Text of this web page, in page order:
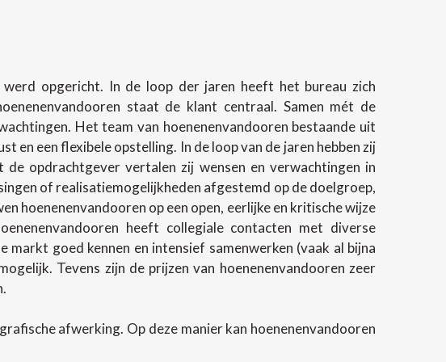
opgericht. In de loop der jaren heeft het bureau zich
staat de klant centraal. Samen mét de
Het team van hoenenenvandooren bestaande uit
en een flexibele opstelling. In de loop van de jaren hebben zij
opdrachtgever vertalen zij wensen en verwachtingen in
of realisatiemogelijkheden afgestemd op de doelgroep,
hoenenenvandooren op een open, eerlijke en kritische wijze
heeft collegiale contacten met diverse
goed kennen en intensief samenwerken (vaak al bijna
Tevens zijn de prijzen van hoenenenvandooren zeer
afwerking. Op deze manier kan hoenenenvandooren